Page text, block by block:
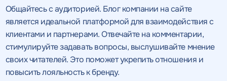
Общайтесь с аудиторией. Блог компании на сайте
является идеальной платформой для взаимодействия с
клиентами и партнерами. Отвечайте на комментарии,
стимулируйте задавать вопросы, выслушивайте мнение
своих читателей. Это поможет укрепить отношения и
повысить лояльность к бренду.